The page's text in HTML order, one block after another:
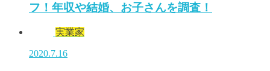
フ！年収や結婚、お子さんを調査！
実業家
2020.7.16